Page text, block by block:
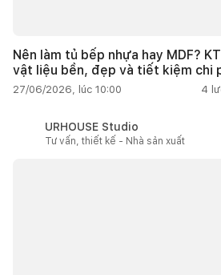
Nên làm tủ bếp nhựa hay MDF?
vật liệu bền, đẹp và tiết kiệm chi
27/06/2026, lúc 10:00 4
URHOUSE Studio
Tư vấn, thiết kế - Nhà sản xuất